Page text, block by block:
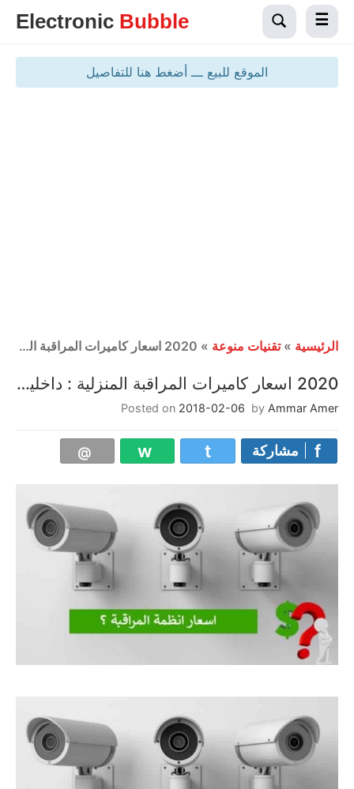
Electronic Bubble
الموقع للبيع ـــ أضغط هنا للتفاصيل
الرئيسية »تقنيات منوعة » 2020 اسعار كاميرات المراقبة المنزلية : داخلية وخارجية
2020 اسعار كاميرات المراقبة المنزلية : داخلية وخارجية
Posted on 2018-02-06 by Ammar Amer
مشاركة